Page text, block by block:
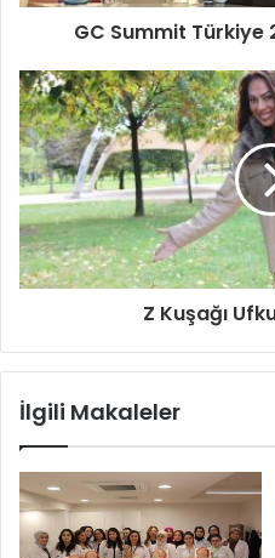
GC Summit
Z Kuşağı
İlgili Makaleler